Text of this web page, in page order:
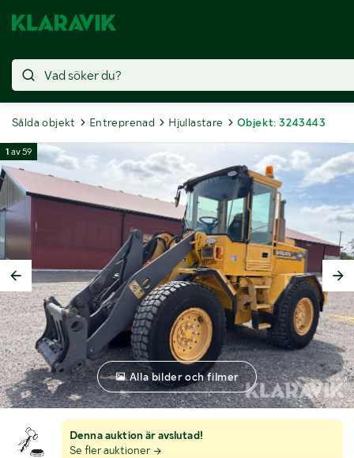
Sålda objekt Entreprenad Hjullastare Objekt: 3243443
Denna auktion är avslutad!
Se fler auktioner
1 av59
Alla bilder och filmer